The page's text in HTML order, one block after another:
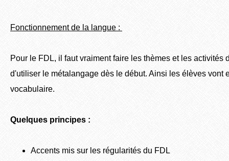
Fonctionnement de la langue :
Pour le FDL, il faut vraiment faire les thèmes et les activités
d'utiliser le métalangage dès le début. Ainsi les élèves vont
vocabulaire.
Quelques principes :
Accents mis sur les régularités du FDL